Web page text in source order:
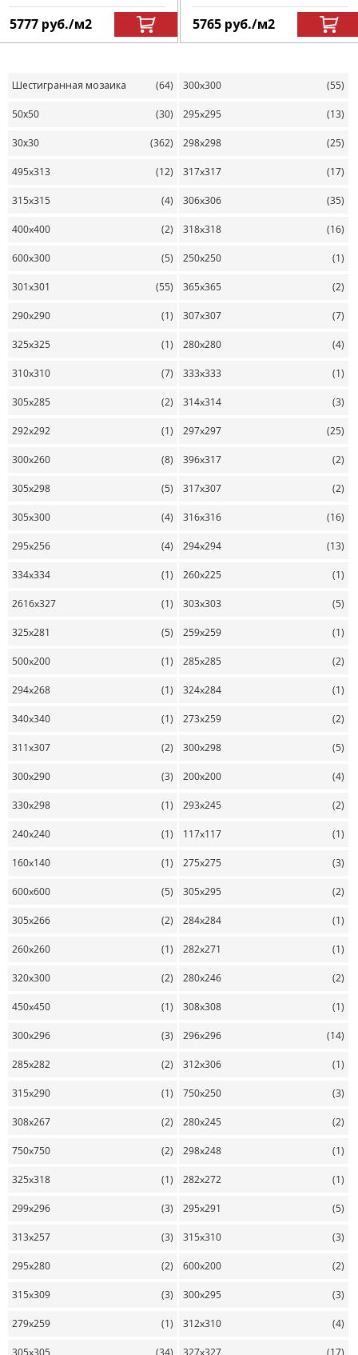
5777 руб./м2 5765 руб./м2
Шестигранная мозаика (64) 300x300 (55)
50х50 (30) 295x295 (13)
30х30 (362) 298x298 (25)
495x313 (12) 317x317 (17)
315x315 (4) 306x306 (35)
400x400 (2) 318x318 (16)
600x300 (5) 250x250 (1)
301x301 (55) 365x365 (2)
290x290 (1) 307x307 (7)
325x325 (1) 280x280 (4)
310x310 (7) 333x333 (1)
305x285 (2) 314x314 (3)
292x292 (1) 297x297 (25)
300x260 (8) 396x317 (2)
305x298 (5) 317x307 (2)
305x300 (4) 316x316 (16)
295x256 (4) 294x294 (13)
334x334 (1) 260x225 (1)
2616x327 (1) 303x303 (5)
325x281 (5) 259x259 (1)
500x200 (1) 285x285 (2)
294x268 (1) 324x284 (1)
340x340 (1) 273x259 (2)
311x307 (2) 300x298 (5)
300x290 (3) 200x200 (4)
330x298 (1) 293x245 (2)
240x240 (1) 117x117 (1)
160x140 (1) 275x275 (3)
600x600 (5) 305x295 (2)
305x266 (2) 284x284 (1)
260x260 (1) 282x271 (1)
320x300 (2) 280x246 (2)
450x450 (1) 308x308 (1)
300x296 (3) 296x296 (14)
285x282 (2) 312x306 (1)
315x290 (1) 750x250 (3)
308x267 (2) 280x245 (2)
750x750 (2) 298x248 (1)
325x318 (1) 282x272 (1)
299x296 (3) 295x291 (5)
313x257 (3) 315x310 (3)
295x280 (2) 600x200 (2)
315x309 (3) 300x295 (3)
279x259 (1) 312x310 (4)
305x305 (34) 327x327 (17)